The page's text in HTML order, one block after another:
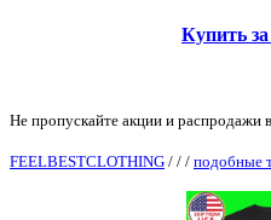
Купить
Не пропускайте акции и распродажи
FEELBESTCLOTHING / / / подобные